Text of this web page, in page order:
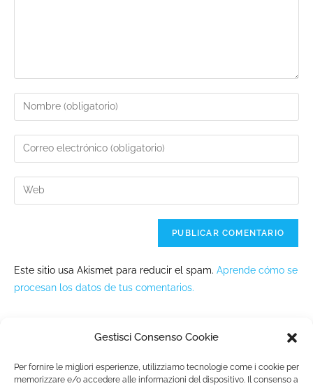
Gestisci Consenso Cookie
Per fornire le migliori esperienze, utilizziamo tecnologie come i cookie per
memorizzare e/o accedere alle informazioni del dispositivo. Il consenso a
Este sitio usa Akismet para reducir el spam. Aprende cómo se
procesan los datos de tus comentarios.